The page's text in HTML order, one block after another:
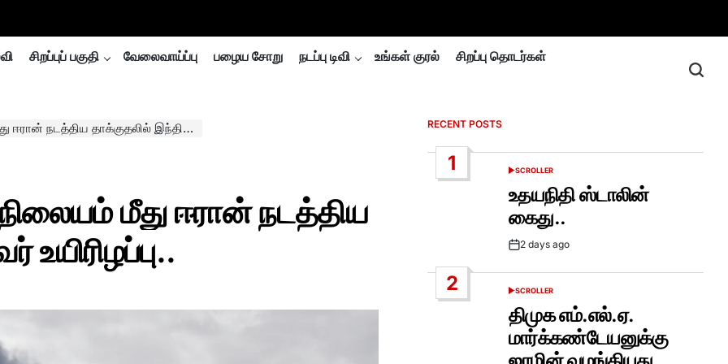
சிறப்புப் பகுதி வேலைவாய்ப்பு பழைய சோறு நடப்பு டிவி உங்கள் குரல் சிறப்பு தொடர்கள்
தாக்குதலில் இந்தியர் ஒருவர் உயிரிழப்பு..
மீது ஈரான் நடத்திய
உயிரிழப்பு..
RECENT POSTS
1
POSTED
SCROLLER
உதயநிதி ஸ்டாலின்
கைது..
Post2 days ago
2
POSTED
SCROLLER
திமுக எம்.எல்.ஏ.
மார்க்கண்டேயனுக்கு